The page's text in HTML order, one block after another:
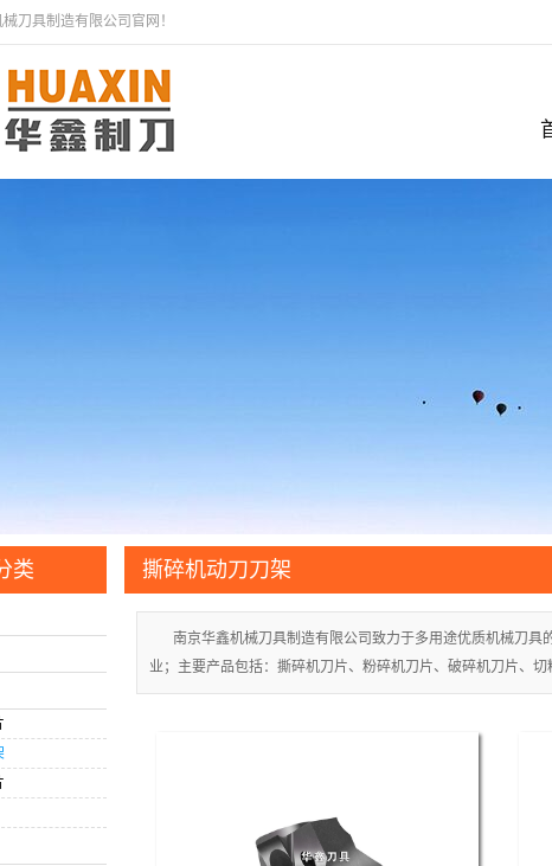
刀具制造有限公司官网！
类 撕碎机动刀刀架
南京华鑫机械刀具制造有限公司致力于多用途优质机械刀
业；主要产品包括：撕碎机刀片、粉碎机刀片、破碎机刀片、